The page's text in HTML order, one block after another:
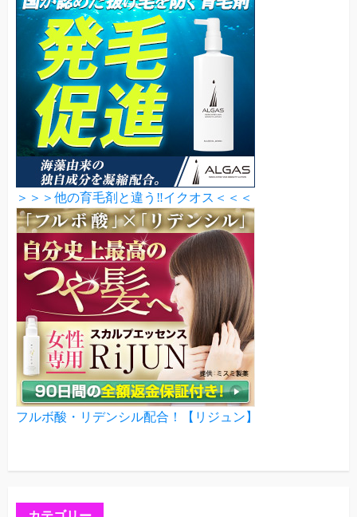
＞＞＞他の育毛剤と違う‼イクオス＜＜＜
フルボ酸・リデンシル配合！【リジュン】